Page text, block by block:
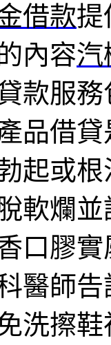
借款提
內容汽
款服務
品借
起或
軟爛
口膠
醫師
洗擦